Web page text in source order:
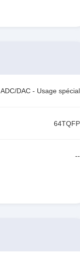
ADC/DAC - Usage spécial
64TQFP
--